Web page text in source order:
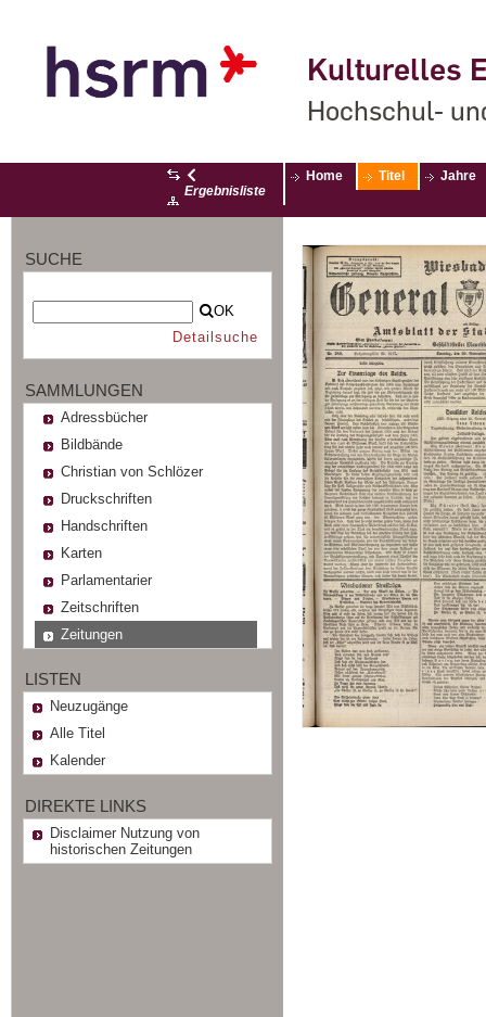
Kulturelles
Hochschul-
Ergebnisliste
Home Titel Jahre
SUCHE
OK
Detailsuche
SAMMLUNGEN
Adressbücher
Bildbände
Christian von Schlözer
Druckschriften
Handschriften
Karten
Parlamentarier
Zeitschriften
Zeitungen
LISTEN
Neuzugänge
Alle Titel
Kalender
DIREKTE LINKS
Disclaimer Nutzung von
historischen Zeitungen